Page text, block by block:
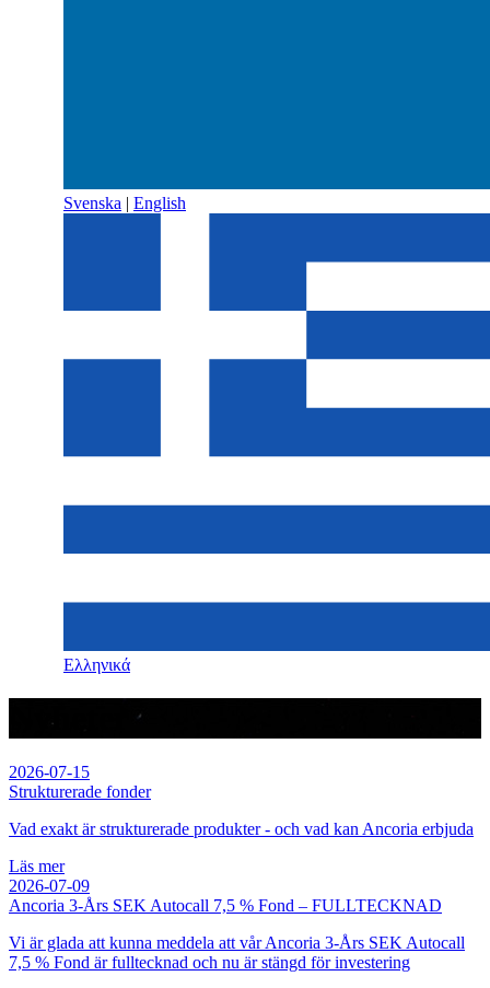
Svenska | English
Ελληνικά
Nyheter
2026-07-15
Strukturerade fonder
Vad exakt är strukturerade produkter - och vad kan Ancoria erbjuda
Läs mer
2026-07-09
Ancoria 3-Års SEK Autocall 7,5 % Fond – FULLTECKNAD
Vi är glada att kunna meddela att vår Ancoria 3-Års SEK Autocall
7,5 % Fond är fulltecknad och nu är stängd för investering